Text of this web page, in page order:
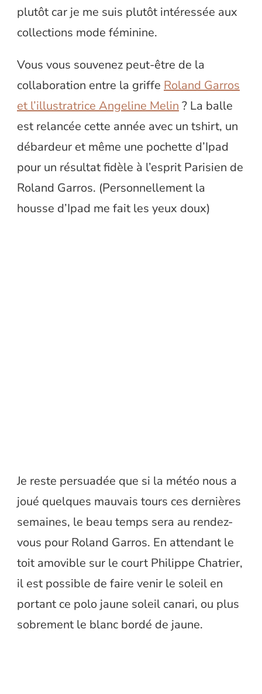
plutôt car je me suis plutôt intéressée aux
collections mode féminine.
Vous vous souvenez peut-être de la
collaboration entre la griffe Roland Garros
et l’illustratrice Angeline Melin ? La balle
est relancée cette année avec un tshirt, un
débardeur et même une pochette d’Ipad
pour un résultat fidèle à l’esprit Parisien de
Roland Garros. (Personnellement la
housse d’Ipad me fait les yeux doux)
Je reste persuadée que si la météo nous a
joué quelques mauvais tours ces dernières
semaines, le beau temps sera au rendez-
vous pour Roland Garros. En attendant le
toit amovible sur le court Philippe Chatrier,
il est possible de faire venir le soleil en
portant ce polo jaune soleil canari, ou plus
sobrement le blanc bordé de jaune.